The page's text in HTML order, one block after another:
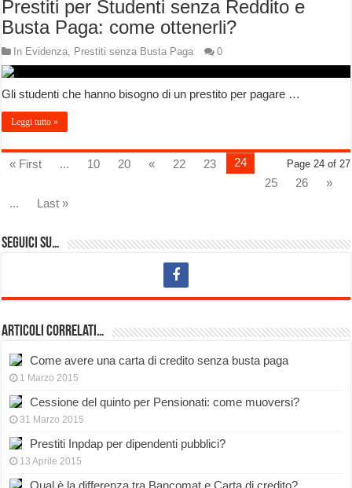
Prestiti per Studenti senza Reddito e
Busta Paga: come ottenerli?
In Evidenza, Prestiti senza Busta Paga 0
Gli studenti che hanno bisogno di un prestito per pagare …
Leggi tutto »
Page 24 of 27
« First ... 10 20 « 22 23
24
25
26
»
...
Last »
Seguici su…
Articoli Correlati…
Come avere una carta di credito senza busta paga
1 Marzo 2015
Cessione del quinto per Pensionati: come muoversi?
31 Marzo 2015
Prestiti Inpdap per dipendenti pubblici?
13 Aprile 2015